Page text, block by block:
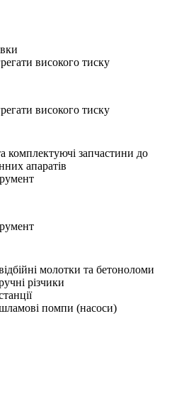
високого тиску
високого тиску
комплектуючі запчастини до
апаратів
молотки та бетоноломи
різчики
шламові помпи (насоси)